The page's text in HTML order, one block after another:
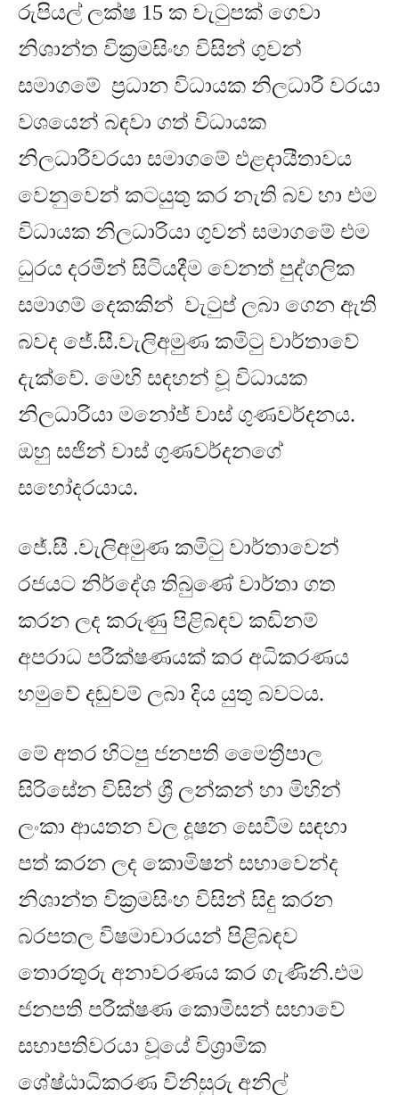
රුපියල් ලක්ෂ 15 ක වැටුපක් ගෙවා
නිශාන්ත වික්‍රමසිංහ විසින් ගුවන්
සමාගමේ ප්‍රධාන විධායක නිලධාරී වරයා
වශයෙන් බඳවා ගත් විධායක
නිලධාරීවරයා සමාගමේ ඵළදායීතාවය
වෙනුවෙන් කටයුතු කර නැති බව හා එම
විධායක නිලධාරියා ගුවන් සමාගමේ එම
ධුරය දරමින් සිටියදීම වෙනත් පුද්ගලික
සමාගම් දෙකකින් වැටුප් ලබා ගෙන ඇති
බවද ජේ.සී.වැලිඅමුණ කමිටු වාර්තාවේ
දැක්වේ. මෙහි සඳහන් වූ විධායක
නිලධාරියා මනෝජ් වාස් ගුණවර්දනය.
ඔහු සජින් වාස් ගුණවර්දනගේ
⁣සහෝදරයාය.
ජේ.සී .වැලිඅමුණ කමිටු වාර්තාවෙන්
රජයට නිර්දේශ තිබු⁣ණේ ⁣වාර්තා ගත
කරන ලද කරුණු පිළිබඳව කඩිනම්
අපරාධ පරීක්ෂණයක් කර අධිකරණය⁣
හමුවේ දඬුවම් ලබා දිය යුතු බවටය.
මේ අතර හිටපු ජනපති මෛත්‍රීපාල
සිරිසේන විසින් ශ්‍රී ලන්කන් හා මිහින්
ලංකා ආයතන වල දූෂන සෙවීම සඳහා
පත් කරන ලද කොමිෂන් සභාවෙන්ද
නිශාන්ත වික්‍රමසිංහ විසින් සිදු කරන
බරපතල විෂමාචාරයන් පිළිබඳව
තොරතුරු අනාවරණය කර ගැණිනි.එම
ජනපති පරීක්ෂණ කොමිසන් සභාවේ
සභාපතිවරයා වූයේ විශ්‍රාමික
ශේෂ්ඨාධිකරණ විනිසුරු අනිල්